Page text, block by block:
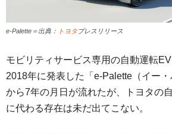
e-Palette＝出典： トヨタプレスリリース
モビリティサービス専用の自動運転
2018年に発表した「e-Palette（イー
から7年の月日が流れたが、トヨタの
に代わる存在は未だ出てこない。